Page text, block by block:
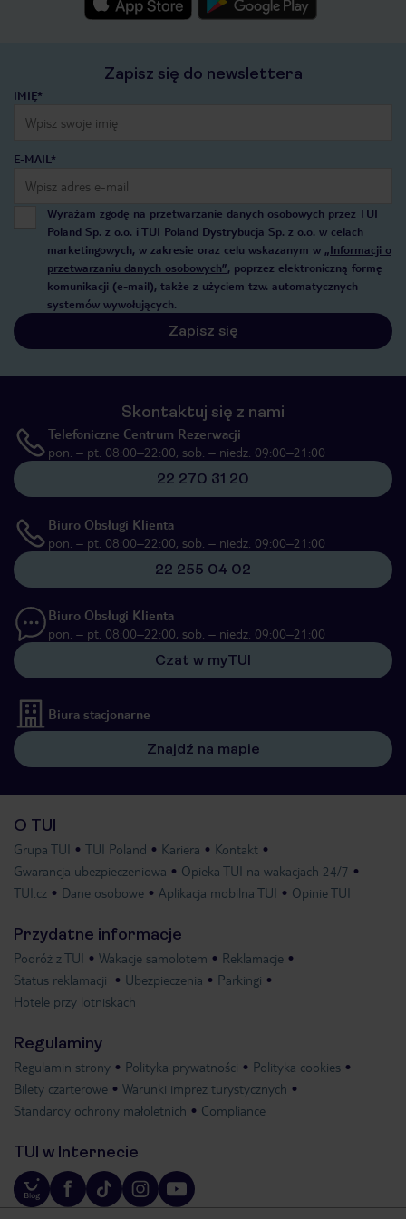
Zapisz się do newslettera
IMIĘ*
E-MAIL*
Wyrażam zgodę na przetwarzanie danych osobowych przez TUI
Poland Sp. z o.o. i TUI Poland Dystrybucja Sp. z o.o. w celach
marketingowych, w zakresie oraz celu wskazanym w „Informacji o
przetwarzaniu danych osobowych”, poprzez elektroniczną formę
komunikacji (e-mail), także z użyciem tzw. automatycznych
systemów wywołujących.
Zapisz się
Skontaktuj się z nami
Telefoniczne Centrum Rezerwacji
pon. – pt. 08:00–22:00, sob. – niedz. 09:00–21:00
22 270 31 20
Biuro Obsługi Klienta
pon. – pt. 08:00–22:00, sob. – niedz. 09:00–21:00
22 255 04 02
Biuro Obsługi Klienta
pon. – pt. 08:00–22:00, sob. – niedz. 09:00–21:00
Czat w myTUI
Biura stacjonarne
Znajdź na mapie
O TUI
Grupa TUI TUI Poland Kariera
Kontakt
Gwarancja ubezpieczeniowa
Opieka TUI na wakacjach 24/7
TUI.cz
Dane osobowe Aplikacja mobilna TUI Opinie TUI
Przydatne informacje
Podróż z TUI Wakacje samolotem
Reklamacje
Status reklamacji
Ubezpieczenia
Parkingi
Hotele przy lotniskach
Regulaminy
Regulamin strony Polityka prywatności
Polityka cookies
Bilety czarterowe
Warunki imprez turystycznych
Standardy ochrony małoletnich
Compliance
TUI w Internecie